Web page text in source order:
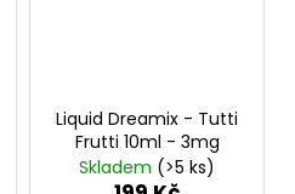
Liquid Dreamix - Tutti
Frutti 10ml - 3mg
Skladem (>5 ks)